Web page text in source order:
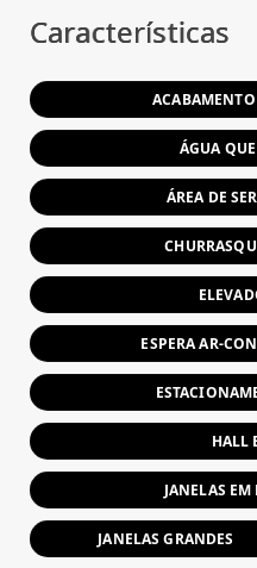
Características
ÁGUA
ÁREA DE
ESPERA AR-
HALL
JANELAS
JANELAS GRANDES